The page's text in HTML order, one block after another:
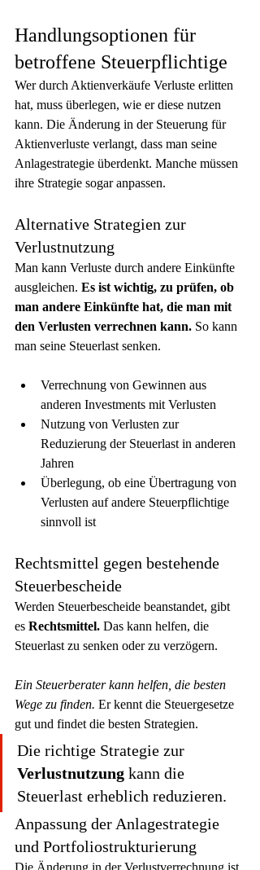
Handlungsoptionen für
betroffene Steuerpflichtige
Wer durch Aktienverkäufe Verluste erlitten
hat, muss überlegen, wie er diese nutzen
kann. Die Änderung in der Steuerung für
Aktienverluste verlangt, dass man seine
Anlagestrategie überdenkt. Manche müssen
ihre Strategie sogar anpassen.
Alternative Strategien zur
Verlustnutzung
Man kann Verluste durch andere Einkünfte
ausgleichen. Es ist wichtig, zu prüfen, ob
man andere Einkünfte hat, die man mit
den Verlusten verrechnen kann. So kann
man seine Steuerlast senken.
Verrechnung von Gewinnen aus
anderen Investments mit Verlusten
Nutzung von Verlusten zur
Reduzierung der Steuerlast in anderen
Jahren
Überlegung, ob eine Übertragung von
Verlusten auf andere Steuerpflichtige
sinnvoll ist
Rechtsmittel gegen bestehende
Steuerbescheide
Werden Steuerbescheide beanstandet, gibt
es Rechtsmittel. Das kann helfen, die
Steuerlast zu senken oder zu verzögern.
Ein Steuerberater kann helfen, die besten
Wege zu finden. Er kennt die Steuergesetze
gut und findet die besten Strategien.
Die richtige Strategie zur
Verlustnutzung kann die
Steuerlast erheblich reduzieren.
Anpassung der Anlagestrategie
und Portfoliostrukturierung
Die Änderung in der Verlustverrechnung ist